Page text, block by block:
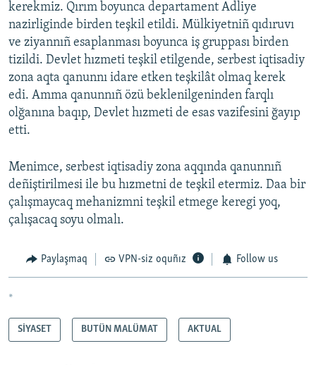
kerekmiz. Qırım boyunca departament Adliye
nazirliginde birden teşkil etildi. Mülkiyetniñ qıdıruvı
ve ziyannıñ esaplanması boyunca iş gruppası birden
tizildi. Devlet hızmeti teşkil etilgende, serbest iqtisadiy
zona aqta qanunnı idare etken teşkilât olmaq kerek
edi. Amma qanunnıñ özü beklenilgeninden farqlı
olğanına baqıp, Devlet hızmeti de esas vazifesini ğayıp
etti.
Menimce, serbest iqtisadiy zona aqqında qanunnıñ
deñiştirilmesi ile bu hızmetni de teşkil etermiz. Daa bir
çalışmaycaq mehanizmni teşkil etmege keregi yoq,
çalışacaq soyu olmalı.
Paylaşmaq VPN-siz oquñız Follow us
*
SİYASET BUTÜN MALÜMAT AKTUAL